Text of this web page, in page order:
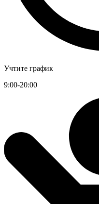
Учтите график
9:00-20:00